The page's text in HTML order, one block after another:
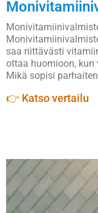
saa riittävästi
ottaa huomioon, kun
Mikä sopisi
👉 Katso vertailu